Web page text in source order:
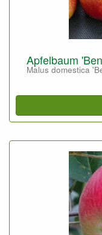
Apfelbaum
Malus domestica